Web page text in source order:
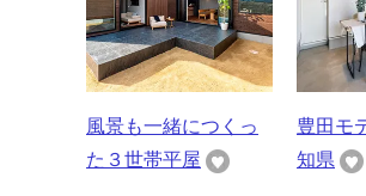
風景も一緒につくっ
た３世帯平屋
豊田モ
知県